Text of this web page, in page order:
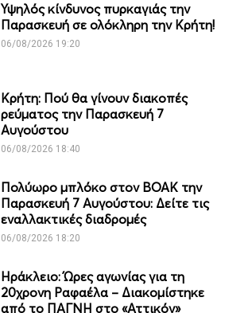
Υψηλός κίνδυνος πυρκαγιάς την
Παρασκευή σε ολόκληρη την Κρήτη!
06/08/2026 19:20
Κρήτη: Πού θα γίνουν διακοπές
ρεύματος την Παρασκευή 7
Αυγούστου
06/08/2026 18:40
Πολύωρο μπλόκο στον ΒΟΑΚ την
Παρασκευή 7 Αυγούστου: Δείτε τις
εναλλακτικές διαδρομές
06/08/2026 18:20
Ηράκλειο: Ώρες αγωνίας για τη
20χρονη Ραφαέλα – Διακομίστηκε
από το ΠΑΓΝΗ στο «Αττικόν»